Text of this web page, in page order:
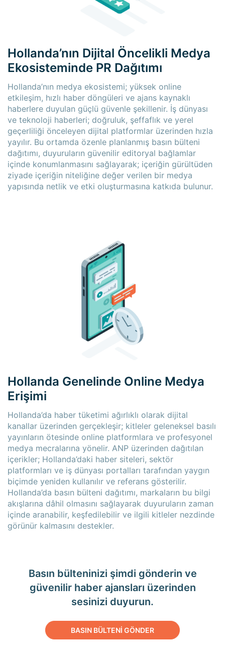
Hollanda’nın Dijital Öncelikli Medya
Ekosisteminde PR Dağıtımı
Hollanda’nın medya ekosistemi; yüksek online
etkileşim, hızlı haber döngüleri ve ajans kaynaklı
haberlere duyulan güçlü güvenle şekillenir. İş dünyası
ve teknoloji haberleri; doğruluk, şeffaflık ve yerel
geçerliliği önceleyen dijital platformlar üzerinden hızla
yayılır. Bu ortamda özenle planlanmış basın bülteni
dağıtımı, duyuruların güvenilir editoryal bağlamlar
içinde konumlanmasını sağlayarak; içeriğin gürültüden
ziyade içeriğin niteliğine değer verilen bir medya
yapısında netlik ve etki oluşturmasına katkıda bulunur.
Hollanda Genelinde Online Medya
Erişimi
Hollanda’da haber tüketimi ağırlıklı olarak dijital
kanallar üzerinden gerçekleşir; kitleler geleneksel basılı
yayınların ötesinde online platformlara ve profesyonel
medya mecralarına yönelir. ANP üzerinden dağıtılan
içerikler; Hollanda’daki haber siteleri, sektör
platformları ve iş dünyası portalları tarafından yaygın
biçimde yeniden kullanılır ve referans gösterilir.
Hollanda’da basın bülteni dağıtımı, markaların bu bilgi
akışlarına dâhil olmasını sağlayarak duyuruların zaman
içinde aranabilir, keşfedilebilir ve ilgili kitleler nezdinde
görünür kalmasını destekler.
Basın bülteninizi şimdi gönderin ve
güvenilir haber ajansları üzerinden
sesinizi duyurun.
BASIN BÜLTENİ GÖNDER